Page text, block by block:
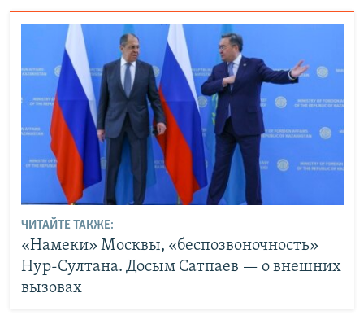
ЧИТАЙТЕ ТАКЖЕ:
«Намеки» Москвы, «беспозвоночность»
Нур-Султана. Досым Сатпаев — о внешних
вызовах